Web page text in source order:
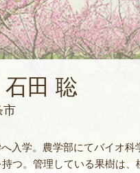
田 聡
市
入学。農学部にてバイオ
つ。管理している果樹は